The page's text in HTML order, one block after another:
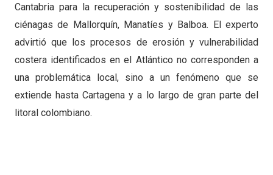
Cantabria para la recuperación y sostenibilidad de las
ciénagas de Mallorquín, Manatíes y Balboa. El experto
advirtió que los procesos de erosión y vulnerabilidad
costera identificados en el Atlántico no corresponden a
una problemática local, sino a un fenómeno que se
extiende hasta Cartagena y a lo largo de gran parte del
litoral colombiano.